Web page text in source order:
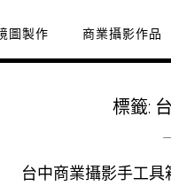
圖製作 商業攝影作品
標籤:
台中商業攝影手工